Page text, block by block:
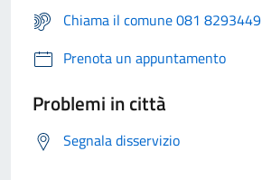
Chiama il comune 081 8293449
Prenota un appuntamento
Problemi in città
Segnala disservizio